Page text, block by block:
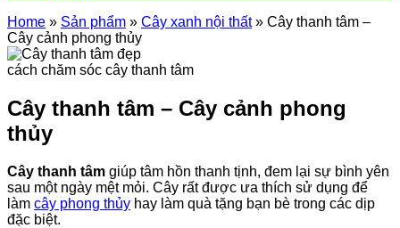
Home » Sản phẩm » Cây xanh nội thất» Cây thanh tâm –
Cây cảnh phong thủy
cách chăm sóc cây thanh tâm
Cây thanh tâm – Cây cảnh phong
thủy
Cây thanh tâm giúp tâm hồn thanh tịnh, đem lại sự bình yên
sau một ngày mệt mỏi. Cây rất được ưa thích sử dụng để
làm cây phong thủy hay làm quà tặng bạn bè trong các dịp
đặc biệt.